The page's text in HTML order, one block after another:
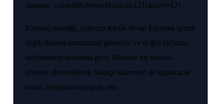
saptanır. :contentReference[oaicite:12]{index=12}
Kapanış mantığı, yalnızca teknik hesap kapatma işlemi
değil; dönem sonucunun güvenilir ve doğru biçimde
belirlenmesi anlamına gelir. Böylece bir sonraki
döneme devredilecek bilanço kalemleri ile kapanacak
sonuç hesapları netleşmiş olur.